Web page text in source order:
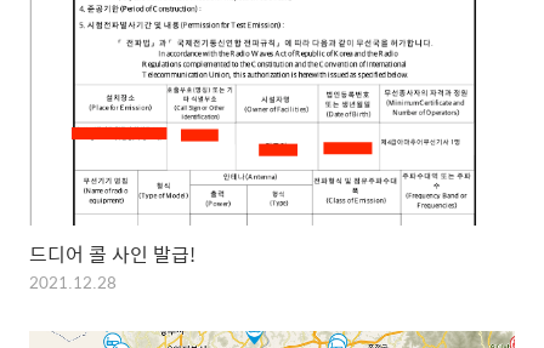
드디어 콜 사인 발급!
2021.12.28